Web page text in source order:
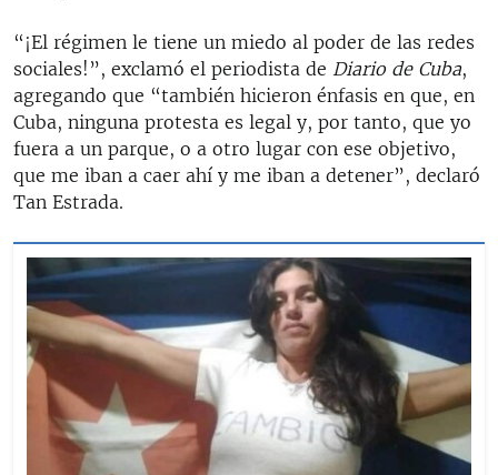
“¡El régimen le tiene un miedo al poder de las redes
sociales!”, exclamó el periodista de Diario de Cuba,
agregando que “también hicieron énfasis en que, en
Cuba, ninguna protesta es legal y, por tanto, que yo
fuera a un parque, o a otro lugar con ese objetivo,
que me iban a caer ahí y me iban a detener”, declaró
Tan Estrada.